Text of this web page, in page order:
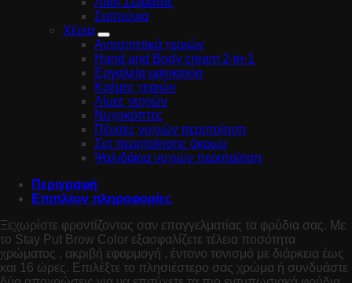
Σαπούνια
Χέρια
Αντισηπτικά χεριών
Hand and Body cream 2-in-1
Εργαλεία μανικιούρ
Κρέμες χεριών
Λίμες νυχιών
Νυχοκόπτες
Πένσες νυχιών περιποίηση
Σετ περιποίησης άκρων
Ψαλιδάκια νυχιών περιποίηση
Περιγραφή
Επιπλέον πληροφορίες
Ξεχωρίστε φροντίζοντας σαν επαγγελματίας τα φρύδια σας. Με
το Stay Put Brow Color εξασφαλίζετε τέλεια ποσότητα
χρώματος , ακριβή εφαρμογή , έντονο τονισμό με διάρκεια έως
και 16 ώρες. Επιλέξτε το πλησιέστερο σας χρώμα ή συνδυάστε